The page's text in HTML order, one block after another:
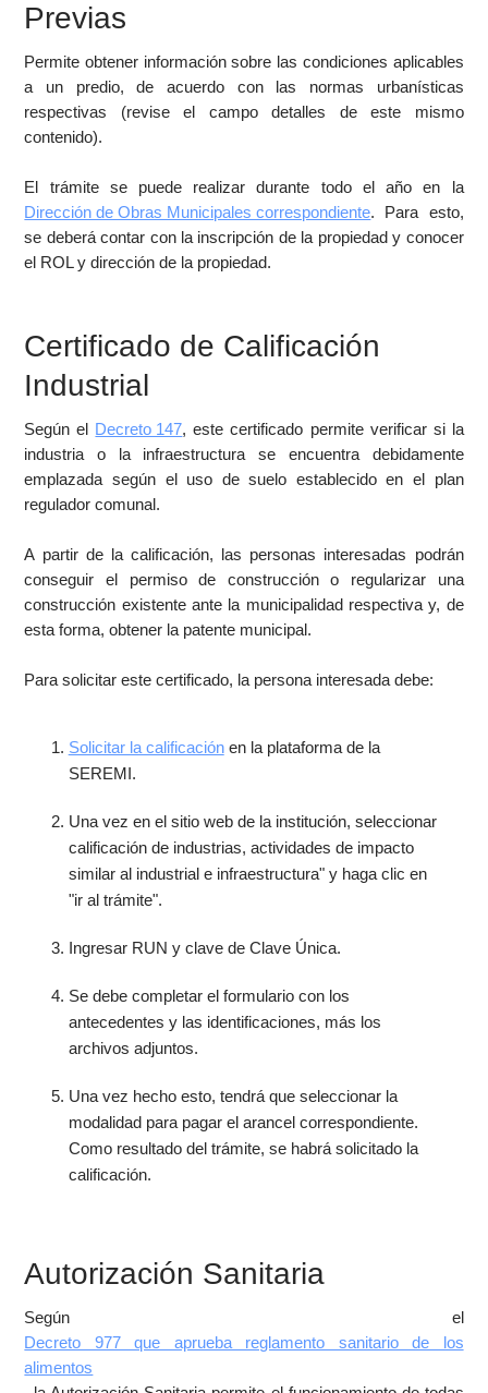
Previas
Permite obtener información sobre las condiciones aplicables
a un predio, de acuerdo con las normas urbanísticas
respectivas (revise el campo detalles de este mismo
contenido).
El trámite se puede realizar durante todo el año en la
Dirección de Obras Municipales correspondiente. Para esto,
se deberá contar con la inscripción de la propiedad y conocer
el ROL y dirección de la propiedad.
Certificado de Calificación
Industrial
Según el Decreto 147, este certificado permite verificar si la
industria o la infraestructura se encuentra debidamente
emplazada según el uso de suelo establecido en el plan
regulador comunal.
A partir de la calificación, las personas interesadas podrán
conseguir el permiso de construcción o regularizar una
construcción existente ante la municipalidad respectiva y, de
esta forma, obtener la patente municipal.
Para solicitar este certificado, la persona interesada debe:
Solicitar la calificaciónen la plataforma de la
SEREMI.
Una vez en el sitio web de la institución, seleccionar
calificación de industrias, actividades de impacto
similar al industrial e infraestructura" y haga clic en
"ir al trámite".
Ingresar RUN y clave de Clave Única.
Se debe completar el formulario con los
antecedentes y las identificaciones, más los
archivos adjuntos.
Una vez hecho esto, tendrá que seleccionar la
modalidad para pagar el arancel correspondiente.
Como resultado del trámite, se habrá solicitado la
calificación.
Autorización Sanitaria
Según el
Decreto 977 que aprueba reglamento sanitario de los
alimentos